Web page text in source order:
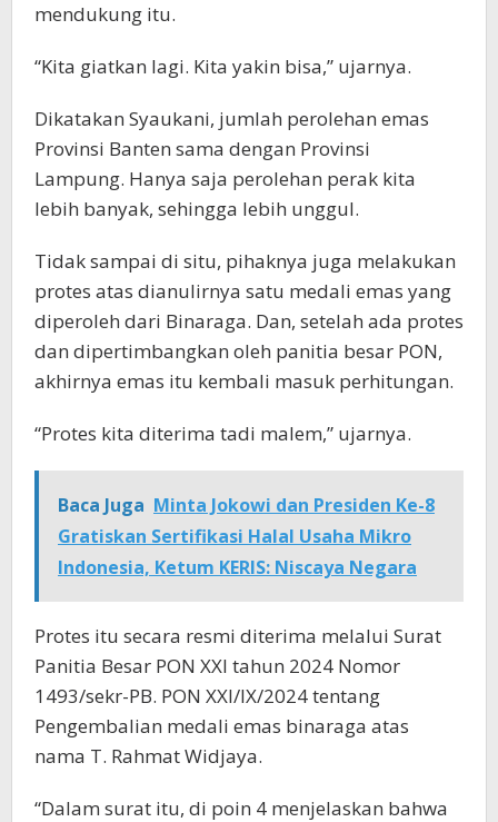
mendukung itu.
“Kita giatkan lagi. Kita yakin bisa,” ujarnya.
Dikatakan Syaukani, jumlah perolehan emas
Provinsi Banten sama dengan Provinsi
Lampung. Hanya saja perolehan perak kita
lebih banyak, sehingga lebih unggul.
Tidak sampai di situ, pihaknya juga melakukan
protes atas dianulirnya satu medali emas yang
diperoleh dari Binaraga. Dan, setelah ada protes
dan dipertimbangkan oleh panitia besar PON,
akhirnya emas itu kembali masuk perhitungan.
“Protes kita diterima tadi malem,” ujarnya.
Baca Juga Minta Jokowi dan Presiden Ke-8
Gratiskan Sertifikasi Halal Usaha Mikro
Indonesia, Ketum KERIS: Niscaya Negara
Protes itu secara resmi diterima melalui Surat
Panitia Besar PON XXI tahun 2024 Nomor
1493/sekr-PB. PON XXI/IX/2024 tentang
Pengembalian medali emas binaraga atas
nama T. Rahmat Widjaya.
“Dalam surat itu, di poin 4 menjelaskan bahwa